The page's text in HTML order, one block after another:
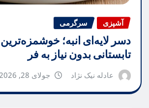
آشپزی سرگرمی
دسر لایه‌ای انبه؛
تابستانی بدون نیاز به فر
عادله نیک نژاد جولای 28, 2026